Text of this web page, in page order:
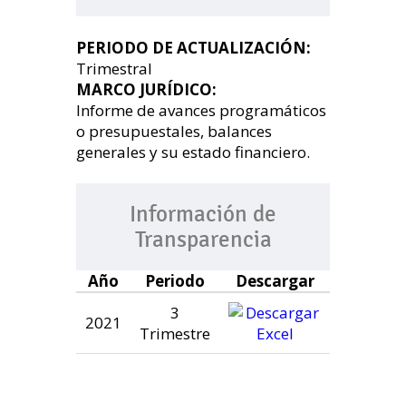
PERIODO DE ACTUALIZACIÓN:
Trimestral
MARCO JURÍDICO:
Informe de avances programáticos
o presupuestales, balances
generales y su estado financiero.
Información de
Transparencia
Año Periodo
Descargar
2021
3
Trimestre